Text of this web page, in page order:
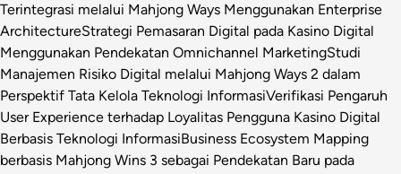
Terintegrasi melalui Mahjong Ways Menggunakan Enterprise
ArchitectureStrategi Pemasaran Digital pada Kasino Digital
Menggunakan Pendekatan Omnichannel MarketingStudi
Manajemen Risiko Digital melalui Mahjong Ways 2 dalam
Perspektif Tata Kelola Teknologi InformasiVerifikasi Pengaruh
User Experience terhadap Loyalitas Pengguna Kasino Digital
Berbasis Teknologi InformasiBusiness Ecosystem Mapping
berbasis Mahjong Wins 3 sebagai Pendekatan Baru pada